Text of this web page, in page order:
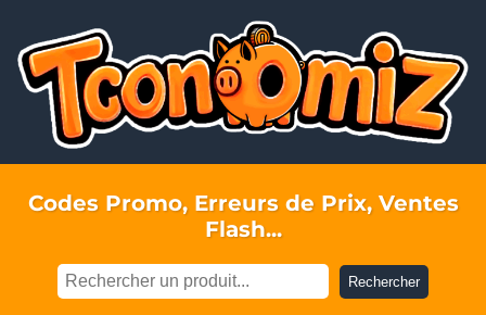
Codes Promo, Erreurs de Prix, Ventes
Flash...
Rechercher